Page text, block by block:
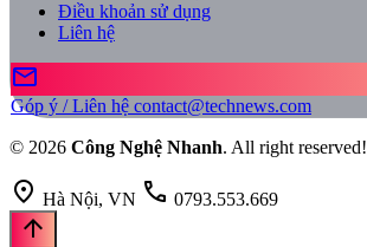
Điều khoản sử dụng
Liên hệ
mail
Góp ý / Liên hệ contact@technews.com
© 2026 Công Nghệ Nhanh. All right reserved!
location_on Hà Nội, VN call 0793.553.669
arrow_upward